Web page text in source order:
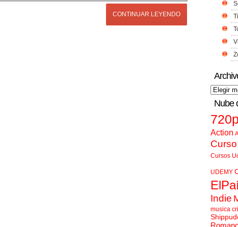
CONTINUAR LEYENDO
Nube
Action
Cursos
UDEMY
Indie
musica